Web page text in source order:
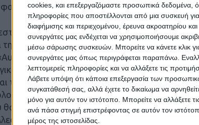
cookies, και επεξεργαζόμαστε προσωπικά δεδομένα,
πληροφορίες που αποστέλλονται από μια συσκευή για
διαφήμισης και περιεχομένου, έρευνα ακροατηρίου
συνεργάτες μας ενδέχεται να χρησιμοποιήσουμε
μέσω σάρωσης συσκευών. Μπορείτε να κάνετε κλικ
συνεργάτες μας όπως περιγράφεται παραπάνω.
λεπτομερείς πληροφορίες και να αλλάξετε τις
Λάβετε υπόψη ότι κάποια επεξεργασία των
συγκατάθεσή σας, αλλά έχετε το δικαίωμα να
μόνο για αυτόν τον ιστότοπο. Μπορείτε να αλλάξετε
ανά πάσα στιγμή επιστρέφοντας σε αυτόν τον
μέρος της ιστοσελίδας.
δημόσιες μεταφορές», είπε ο κ.
εστίασε στο θέμα των συλλογικών συμβάσεων
της Ευρωπαϊκής Ένωσης ότι πρέπει να
τη στιγμή καλύπτουν στην Ελλάδα μόλις
συμβάσεις. Να έρθουν στα χέρια των
των εργοδοτών. Οι συλλογικές συμβάσεις
Θέλουμε μισθούς και συντάξεις που θα
ζούμε με αξιοπρέπεια. Γιατί μέσα σε 15
15 δεν ξέρουμε τι να κάνουμε. Ζητάμε να